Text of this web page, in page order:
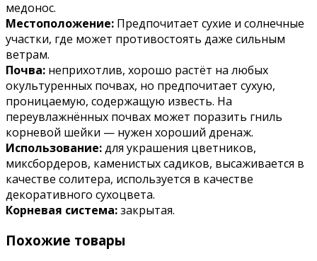
медонос.
Местоположение: Предпочитает сухие и солнечные
участки, где может противостоять даже сильным
ветрам.
Почва: неприхотлив, хорошо растёт на любых
окультуренных почвах, но предпочитает сухую,
проницаемую, содержащую известь. На
переувлажнённых почвах может поразить гниль
корневой шейки — нужен хороший дренаж.
Использование:для украшения цветников,
миксбордеров, каменистых садиков, высаживается в
качестве солитера, используется в качестве
декоративного сухоцвета.
Корневая система:закрытая.
Похожие товары